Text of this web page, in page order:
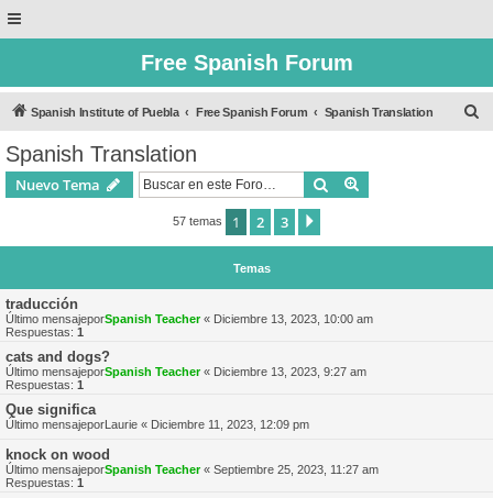
Free Spanish Forum
Spanish Institute of Puebla Free Spanish Forum Spanish Translation
Spanish Translation
Nuevo Tema Buscar
57 temas 1 2 3
Temas
traducción
Último mensajeporSpanish Teacher« Diciembre 13, 2023, 10:00 am
Respuestas: 1
cats and dogs?
Último mensajeporSpanish Teacher« Diciembre 13, 2023, 9:27 am
Respuestas: 1
Que significa
Último mensajeporLaurie « Diciembre 11, 2023, 12:09 pm
knock on wood
Último mensajeporSpanish Teacher« Septiembre 25, 2023, 11:27 am
Respuestas: 1